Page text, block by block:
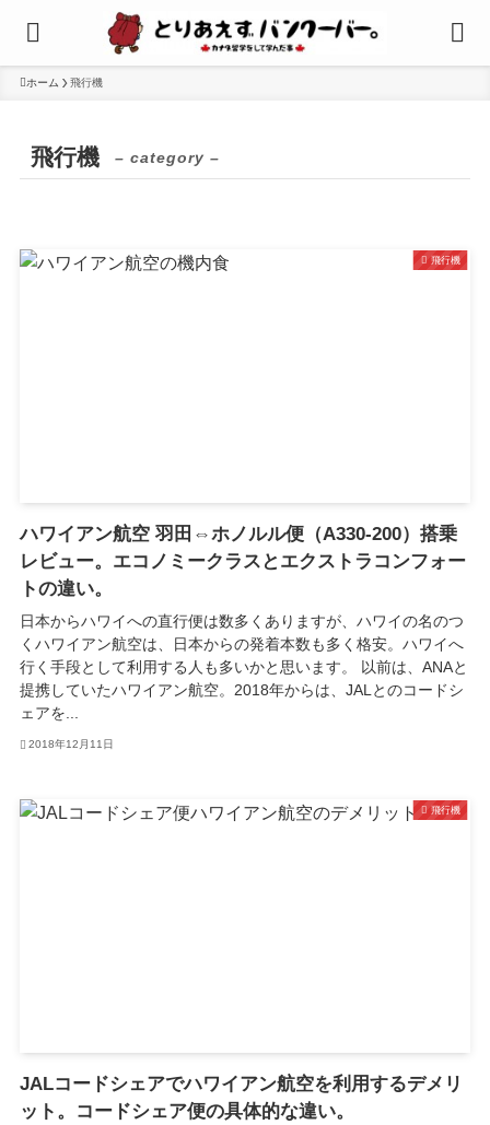
ホーム 飛行機
飛行機 – category –
飛行機
ハワイアン航空 羽田⇔ホノルル便（A330-200）搭乗
レビュー。エコノミークラスとエクストラコンフォー
トの違い。
日本からハワイへの直行便は数多くありますが、ハワイの名のつ
くハワイアン航空は、日本からの発着本数も多く格安。ハワイへ
行く手段として利用する人も多いかと思います。 以前は、ANAと
提携していたハワイアン航空。2018年からは、JALとのコードシ
ェアを...
2018年12月11日
飛行機
JALコードシェアでハワイアン航空を利用するデメリ
ット。コードシェア便の具体的な違い。